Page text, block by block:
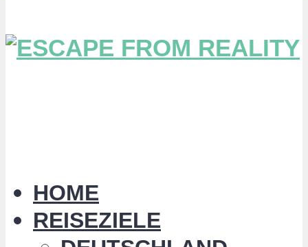
HOME
REISEZIELE